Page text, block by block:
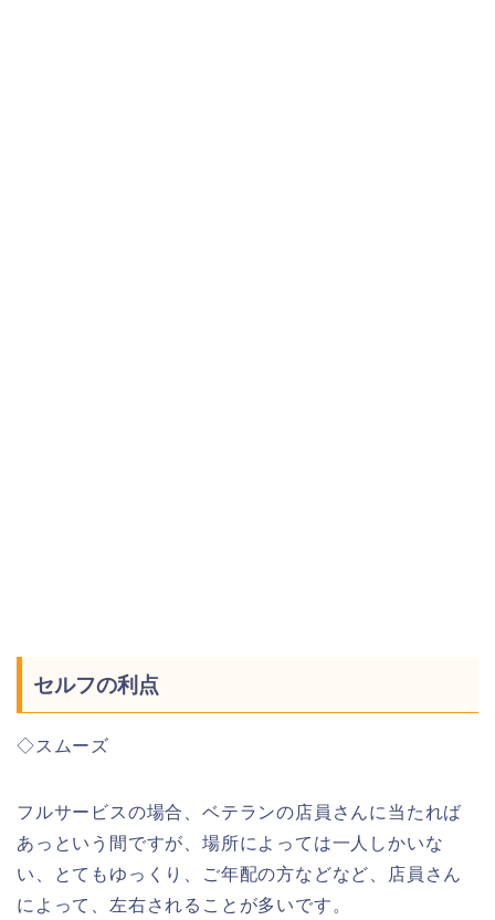
セルフの利点
◇スムーズ
フルサービスの場合、ベテランの店員さんに当たれば
あっという間ですが、場所によっては一人しかいな
い、とてもゆっくり、ご年配の方などなど、店員さん
によって、左右されることが多いです。